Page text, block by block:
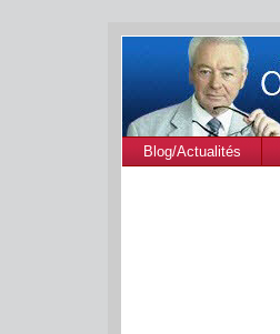
Blog/Actualités